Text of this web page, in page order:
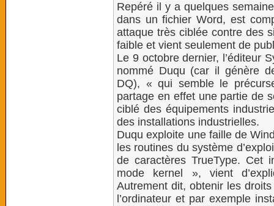
Repéré il y a quelques
dans un fichier Word, est
attaque très ciblée contre des
faible et vient seulement de
Le 9 octobre dernier, l’éditeur
nommé Duqu (car il génère
DQ), « qui semble le
partage en effet une partie de
ciblé des équipements
des installations industrielles.
Duqu exploite une faille de
les routines du système
de caractères TrueType. Cet
mode kernel », vient
Autrement dit, obtenir les
l’ordinateur et par exemple